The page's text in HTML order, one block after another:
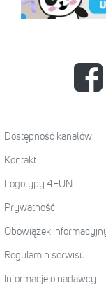
Dostępność kanałów
Kontakt
Logotypy 4FUN
Prywatność
Obowiązek
Regulamin serwisu
Informacje o nadawcy